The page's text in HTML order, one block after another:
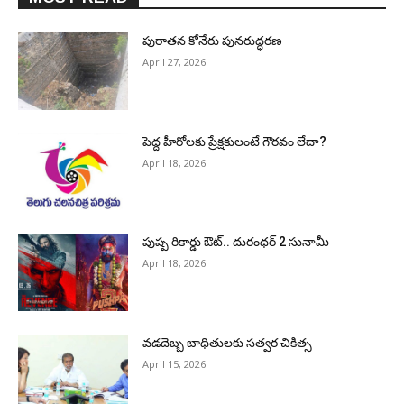
పురాత‌న కోనేరు పున‌రుద్ధ‌ర‌ణ
April 27, 2026
పెద్ద హీరోల‌కు ప్రేక్ష‌కులంటే గౌర‌వం లేదా?
April 18, 2026
పుష్ప రికార్డు ఔట్‌.. దురంధ‌ర్ 2 సునామీ
April 18, 2026
వడదెబ్బ బాధితులకు సత్వర చికిత్స
April 15, 2026